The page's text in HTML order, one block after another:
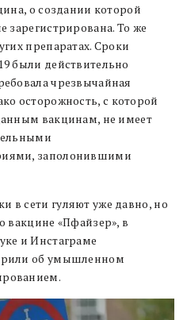
о создании которой
зарегистрирована. То же
препаратах. Сроки
были действительно
чрезвычайная
осторожность, с которой
вакцинам, не имеет
заполонившими
в сети гуляют уже давно, но
вакцине «Пфайзер», в
и Инстаграме
об умышленном